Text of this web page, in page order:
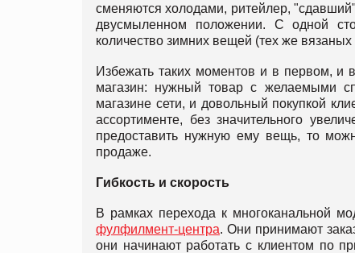
сменяются холодами, ритейлер,
двусмыленном положении. С одной
количество зимних вещей (тех же
Избежать таких моментов и в первом, и
магазин: нужный товар с желаемыми
магазине сети, и довольный покупкой
ассортименте, без значительного
предоставить нужную ему вещь, то
продаже.
Гибкость и скорость
В рамках перехода к многоканальной
фулфилмент-центра. Они принимают
они начинают работать с клиентом по